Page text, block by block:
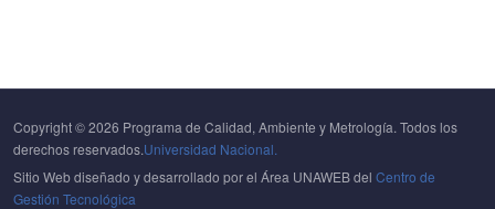
Copyright © 2026 Programa de Calidad, Ambiente y Metrología. Todos los
derechos reservados.Universidad Nacional.
Sitio Web diseñado y desarrollado por el Área UNAWEB del Centro de
Gestión Tecnológica